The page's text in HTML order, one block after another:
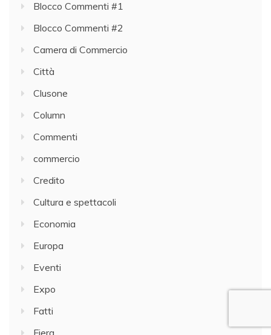
Blocco Commenti #1
Blocco Commenti #2
Camera di Commercio
Città
Clusone
Column
Commenti
commercio
Credito
Cultura e spettacoli
Economia
Europa
Eventi
Expo
Fatti
Fiera